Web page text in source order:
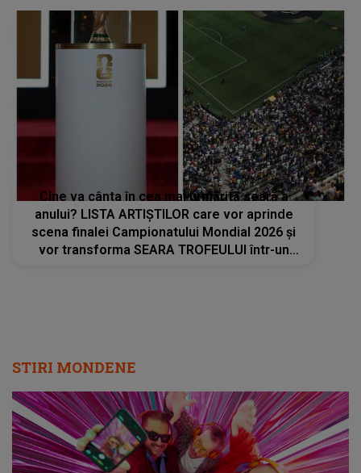
Cine va cânta în cea mai urmărită seară a
anului? LISTA ARTIȘTILOR care vor aprinde
scena finalei Campionatului Mondial 2026 și
vor transforma SEARA TROFEULUI într-un
STIRI MONDENE